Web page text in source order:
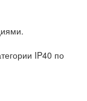
IP40 по